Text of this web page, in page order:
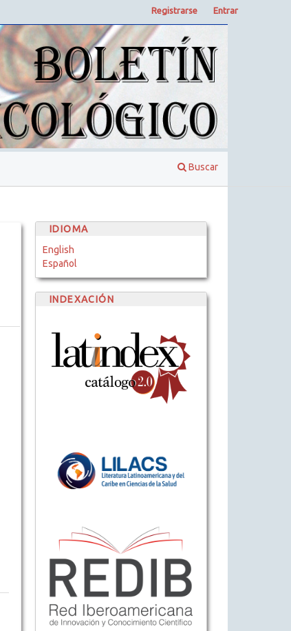
Buscar
Registrarse Entrar
IDIOMA
English
Español
INDEXACIÓN